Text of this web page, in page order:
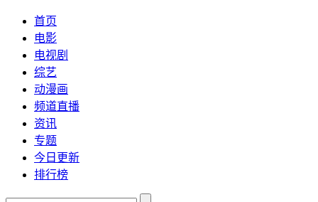
首页
电影
电视剧
综艺
动漫画
频道直播
资讯
专题
今日更新
排行榜